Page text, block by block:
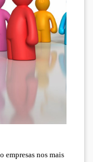
empresas nos mais